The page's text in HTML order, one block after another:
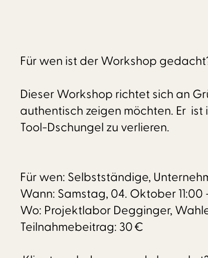
Für wen ist der Workshop
Dieser Workshop richtet sich an
authentisch zeigen möchten. Er
Tool-Dschungel zu verlieren.
Für wen: Selbstständige,
Wann: Samstag, 04. Oktober 11:00
Wo: Projektlabor Degginger,
Teilnahmebeitrag: 30 €